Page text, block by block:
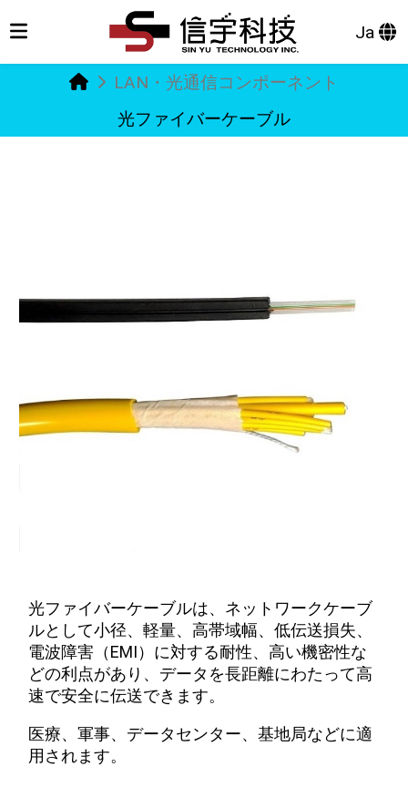
Ja
LAN・光通信コンポーネント
光ファイバーケーブル
光ファイバーケーブルは、ネットワークケーブ
ルとして小径、軽量、高帯域幅、低伝送損失、
電波障害（EMI）に対する耐性、高い機密性な
どの利点があり、データを長距離にわたって高
速で安全に伝送できます。
医療、軍事、データセンター、基地局などに適
用されます。